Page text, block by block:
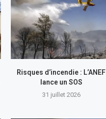
Risques d’incendie : L’ANEF
lance un SOS
31 juillet 2026